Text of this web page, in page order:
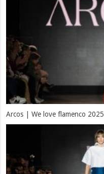
Arcos | We love flamenco 2025